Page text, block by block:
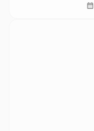
calendar_month